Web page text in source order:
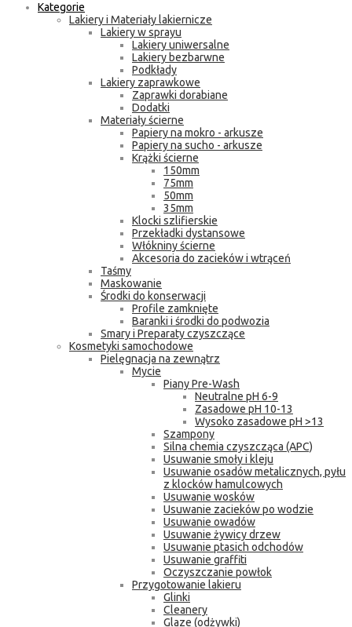
Kategorie
Lakiery i Materiały lakiernicze
Lakiery w sprayu
Lakiery uniwersalne
Lakiery bezbarwne
Podkłady
Lakiery zaprawkowe
Zaprawki dorabiane
Dodatki
Materiały ścierne
Papiery na mokro - arkusze
Papiery na sucho - arkusze
Krążki ścierne
150mm
75mm
50mm
35mm
Klocki szlifierskie
Przekładki dystansowe
Włókniny ścierne
Akcesoria do zacieków i wtrąceń
Taśmy
Maskowanie
Środki do konserwacji
Profile zamknięte
Baranki i środki do podwozia
Smary i Preparaty czyszczące
Kosmetyki samochodowe
Pielęgnacja na zewnątrz
Mycie
Piany Pre-Wash
Neutralne pH 6-9
Zasadowe pH 10-13
Wysoko zasadowe pH >13
Szampony
Silna chemia czyszcząca (APC)
Usuwanie smoły i kleju
Usuwanie osadów metalicznych, pyłu
z klocków hamulcowych
Usuwanie wosków
Usuwanie zacieków po wodzie
Usuwanie owadów
Usuwanie żywicy drzew
Usuwanie ptasich odchodów
Usuwanie graffiti
Oczyszczanie powłok
Przygotowanie lakieru
Glinki
Cleanery
Glaze (odżywki)